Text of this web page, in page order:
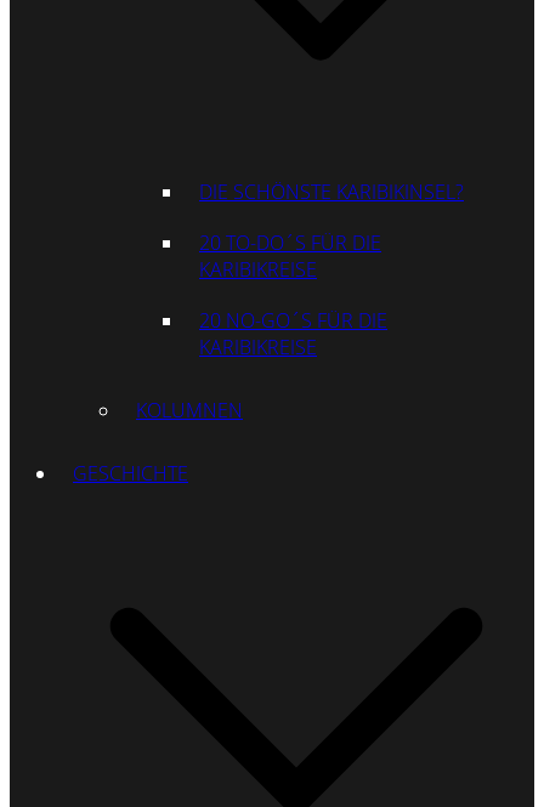
DIE SCHÖNSTE KARIBIKINSEL?
20 TO-DO´S FÜR DIE
KARIBIKREISE
20 NO-GO´S FÜR DIE
KARIBIKREISE
KOLUMNEN
GESCHICHTE